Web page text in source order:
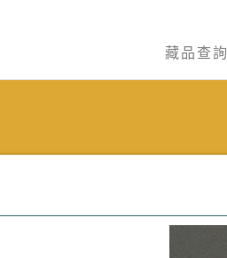
藏品查詢